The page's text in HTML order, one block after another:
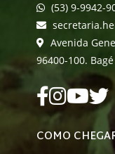
(53) 9-9942-
Avenida
96400-100. Bagé
COMO